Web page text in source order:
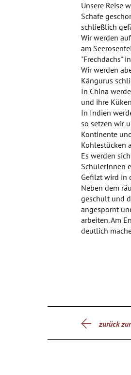
Unsere Reise
Schafe
schließlich
Wir werden
am
"Frechdachs"
Wir werden
Kängurus
In China
und ihre
In Indien
so setzen wir
Kontinente
Kohlestücken
Es werden
SchülerInnen
Gefilzt wird in
Neben dem
geschult und
angespornt
arbeiten. Am
deutlich
zurück